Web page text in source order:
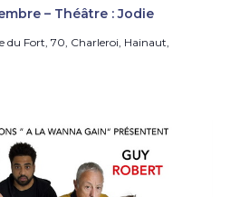
– Théâtre : Jodie
du Fort, 70, Charleroi, Hainaut,